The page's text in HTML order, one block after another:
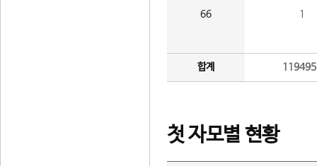
66 1
합계
첫 자모별 현황